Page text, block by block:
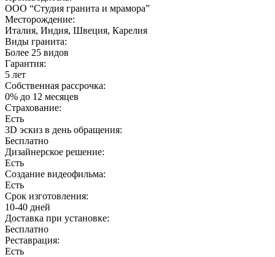
ООО “Студия гранита и мрамора”
Месторождение:
Италия, Индия, Швеция, Карелия
Виды гранита:
Более 25 видов
Гарантия:
5 лет
Собственная рассрочка:
0% до 12 месяцев
Страхование:
Есть
3D эскиз в день обращения:
Бесплатно
Дизайнерское решение:
Есть
Создание видеофильма:
Есть
Срок изготовления:
10-40 дней
Доставка при установке:
Бесплатно
Реставрация:
Есть